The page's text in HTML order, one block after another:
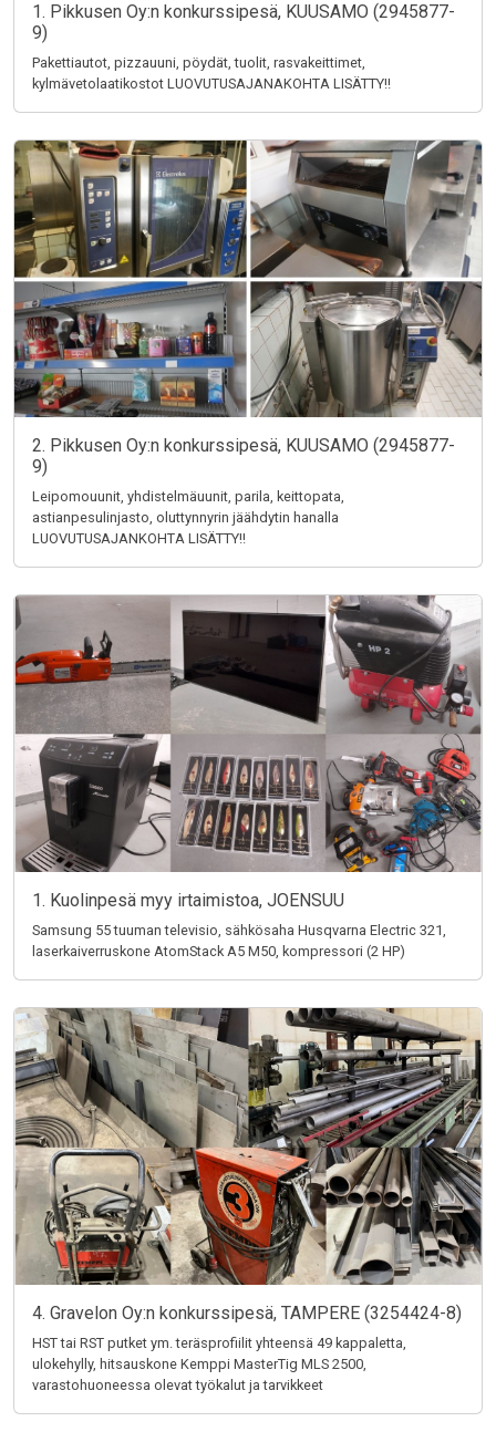
1. Pikkusen Oy:n konkurssipesä, KUUSAMO (2945877-
9)
Pakettiautot, pizzauuni, pöydät, tuolit, rasvakeittimet,
kylmävetolaatikostot LUOVUTUSAJANAKOHTA LISÄTTY!!
2. Pikkusen Oy:n konkurssipesä, KUUSAMO (2945877-
9)
Leipomouunit, yhdistelmäuunit, parila, keittopata,
astianpesulinjasto, oluttynnyrin jäähdytin hanalla
LUOVUTUSAJANKOHTA LISÄTTY!!
1. Kuolinpesä myy irtaimistoa, JOENSUU
Samsung 55 tuuman televisio, sähkösaha Husqvarna Electric 321,
laserkaiverruskone AtomStack A5 M50, kompressori (2 HP)
4. Gravelon Oy:n konkurssipesä, TAMPERE (3254424-8)
HST tai RST putket ym. teräsprofiilit yhteensä 49 kappaletta,
ulokehylly, hitsauskone Kemppi MasterTig MLS 2500,
varastohuoneessa olevat työkalut ja tarvikkeet